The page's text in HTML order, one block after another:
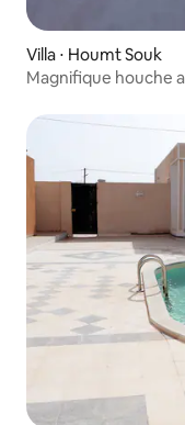
Villa ⋅ Houmt Souk